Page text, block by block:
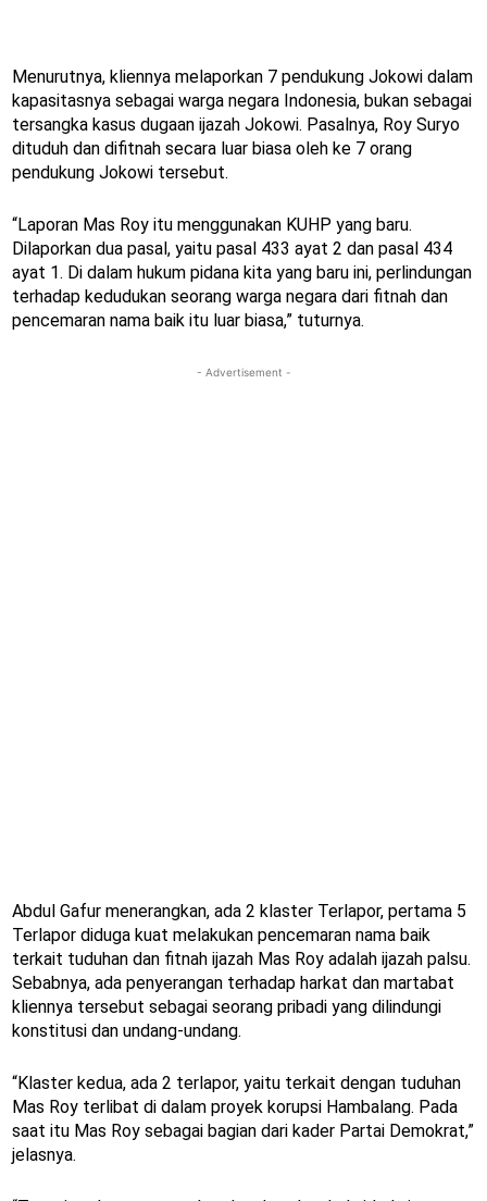
Menurutnya, kliennya melaporkan 7 pendukung Jokowi dalam
kapasitasnya sebagai warga negara Indonesia, bukan sebagai
tersangka kasus dugaan ijazah Jokowi. Pasalnya, Roy Suryo
dituduh dan difitnah secara luar biasa oleh ke 7 orang
pendukung Jokowi tersebut.
“Laporan Mas Roy itu menggunakan KUHP yang baru.
Dilaporkan dua pasal, yaitu pasal 433 ayat 2 dan pasal 434
ayat 1. Di dalam hukum pidana kita yang baru ini, perlindungan
terhadap kedudukan seorang warga negara dari fitnah dan
pencemaran nama baik itu luar biasa,” tuturnya.
- Advertisement -
Abdul Gafur menerangkan, ada 2 klaster Terlapor, pertama 5
Terlapor diduga kuat melakukan pencemaran nama baik
terkait tuduhan dan fitnah ijazah Mas Roy adalah ijazah palsu.
Sebabnya, ada penyerangan terhadap harkat dan martabat
kliennya tersebut sebagai seorang pribadi yang dilindungi
konstitusi dan undang-undang.
“Klaster kedua, ada 2 terlapor, yaitu terkait dengan tuduhan
Mas Roy terlibat di dalam proyek korupsi Hambalang. Pada
saat itu Mas Roy sebagai bagian dari kader Partai Demokrat,”
jelasnya.